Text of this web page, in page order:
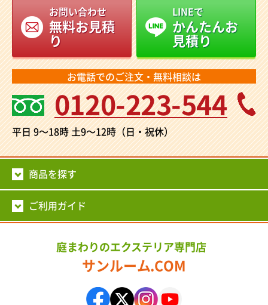
お問い合わせ
無料お見積
り
LINEで
かんたんお
見積り
お電話でのご注文・無料相談は
0120-223-544
平日 9～18時土9～12時（日・祝休）
商品を探す
ご利用ガイド
庭まわりのエクステリア専門店
サンルーム.COM